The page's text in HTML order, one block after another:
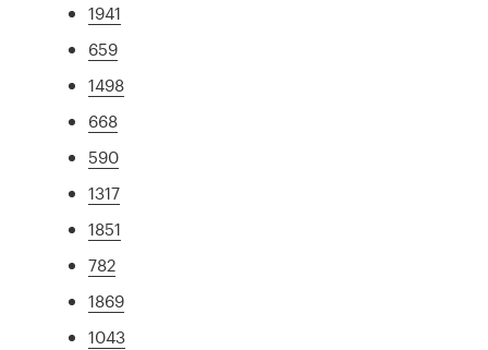
1941
659
1498
668
590
1317
1851
782
1869
1043